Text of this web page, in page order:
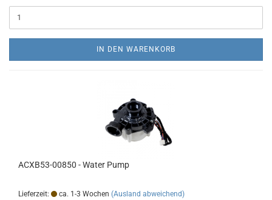
IN DEN WARENKORB
ACXB53-00850 - Water Pump
Lieferzeit: ca. 1-3 Wochen (Ausland abweichend)